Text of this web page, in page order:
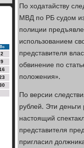
Вс
2
9
По ходатайству
МВД по РБ судом
полиции
использованием
представителя
обвинение по
положения».
По версии
рублей. Эти
настоящий
представителя
пригласил